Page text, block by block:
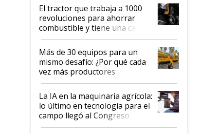
El tractor que trabaja a 1000
revoluciones para ahorrar
combustible y tiene una cabina
que parece una computadora:
lo último en el mundo,
disponible en Argentina
Más de 30 equipos para un
mismo desafío: ¿Por qué cada
vez más productores
incorporan fertilizante bajo
tierra?
La IA en la maquinaria agrícola:
lo último en tecnología para el
campo llegó al Congreso
Aapresid 2026